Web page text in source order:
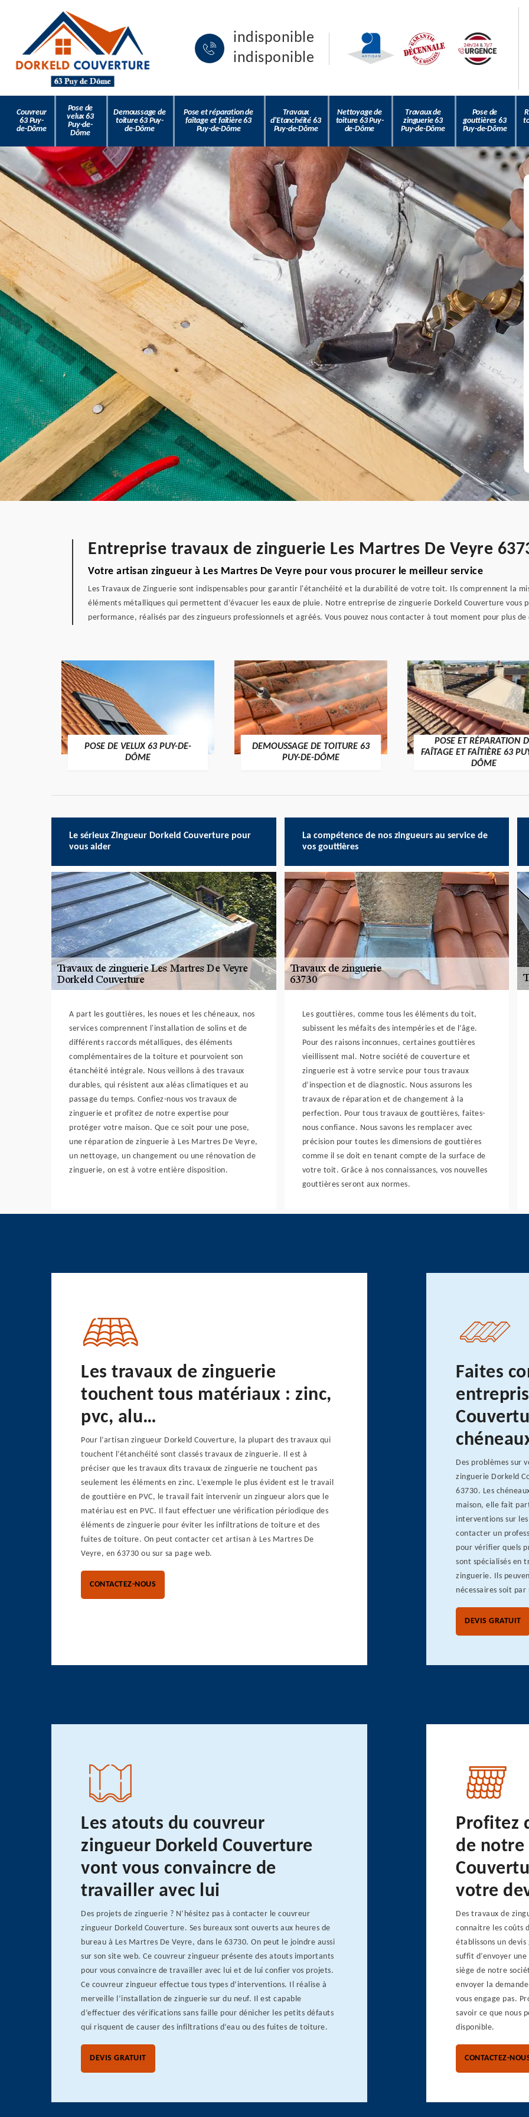
indisponible
indisponible
Couvreur
63 Puy-
de-Dôme
Pose de
velux 63
Puy-de-
Dôme
Demoussage de
toiture 63 Puy-
de-Dôme
Pose et réparation de
faîtage et faîtière 63
Puy-de-Dôme
Travaux
d'Etanchéité 63
Puy-de-Dôme
Nettoyage de
toiture 63 Puy-
de-Dôme
Travaux de
zinguerie 63
Puy-de-Dôme
Pose de
gouttières 63
Puy-de-Dôme
Entreprise travaux de zinguerie Les Martres De Veyre
Votre artisan zingueur à Les Martres De Veyre pour vous procurer le meilleur service
Les Travaux de Zinguerie sont indispensables pour garantir l'étanchéité et la durabilité de votre toit. Ils comprennent la
éléments métalliques qui permettent d’évacuer les eaux de pluie. Notre entreprise de zinguerie Dorkeld Couverture vous
performance, réalisés par des zingueurs professionnels et agréés. Vous pouvez nous contacter à tout moment pour plus
POSE DE VELUX 63 PUY-DE-
DÔME
DEMOUSSAGE DE TOITURE 63
PUY-DE-DÔME
POSE ET RÉPARATION
FAÎTAGE ET FAÎTIÈRE 63
DÔME
Le sérieux Zingueur Dorkeld Couverture pour
vous aider
A part les gouttières, les noues et les chéneaux, nos
services comprennent l'installation de solins et de
différents raccords métalliques, des éléments
complémentaires de la toiture et pourvoient son
étanchéité intégrale. Nous veillons à des travaux
durables, qui résistent aux aléas climatiques et au
passage du temps. Confiez-nous vos travaux de
zinguerie et profitez de notre expertise pour
protéger votre maison. Que ce soit pour une pose,
une réparation de zinguerie à Les Martres De Veyre,
un nettoyage, un changement ou une rénovation de
zinguerie, on est à votre entière disposition.
La compétence de nos zingueurs au service de
vos gouttières
Les gouttières, comme tous les éléments du toit,
subissent les méfaits des intempéries et de l’âge.
Pour des raisons inconnues, certaines gouttières
vieillissent mal. Notre société de couverture et
zinguerie est à votre service pour tous travaux
d’inspection et de diagnostic. Nous assurons les
travaux de réparation et de changement à la
perfection. Pour tous travaux de gouttières, faites-
nous confiance. Nous savons les remplacer avec
précision pour toutes les dimensions de gouttières
comme il se doit en tenant compte de la surface de
votre toit. Grâce à nos connaissances, vos nouvelles
gouttières seront aux normes.
Les travaux de zinguerie
touchent tous matériaux : zinc,
pvc, alu…
Pour l’artisan zingueur Dorkeld Couverture, la plupart des travaux qui
touchent l’étanchéité sont classés travaux de zinguerie. Il est à
préciser que les travaux dits travaux de zinguerie ne touchent pas
seulement les éléments en zinc. L’exemple le plus évident est le travail
de gouttière en PVC, le travail fait intervenir un zingueur alors que le
matériau est en PVC. Il faut effectuer une vérification périodique des
éléments de zinguerie pour éviter les infiltrations de toiture et des
fuites de toiture. On peut contacter cet artisan à Les Martres De
Veyre, en 63730 ou sur sa page web.
CONTACTEZ-NOUS
Faites
Des problèmes sur
zinguerie Dorkeld
63730. Les
maison, elle fait
interventions sur
contacter un
pour vérifier quels
sont spécialisés en
zinguerie. Ils
nécessaires soit
DEVIS GRATUIT
Les atouts du couvreur
zingueur Dorkeld Couverture
vont vous convaincre de
travailler avec lui
Des projets de zinguerie ? N’hésitez pas à contacter le couvreur
zingueur Dorkeld Couverture. Ses bureaux sont ouverts aux heures de
bureau à Les Martres De Veyre, dans le 63730. On peut le joindre aussi
sur son site web. Ce couvreur zingueur présente des atouts importants
pour vous convaincre de travailler avec lui et de lui confier vos projets.
Ce couvreur zingueur effectue tous types d’interventions. Il réalise à
merveille l’installation de zinguerie sur du neuf. Il est capable
d’effectuer des vérifications sans faille pour dénicher les petits défauts
qui risquent de causer des infiltrations d’eau ou des fuites de toiture.
DEVIS GRATUIT
Profitez
de notre
votre
Des travaux de
connaitre les coûts
établissons un
suffit d’envoyer
siège de notre
envoyer la
vous engage pas.
savoir ce que nous
disponible.
CONTACTEZ-